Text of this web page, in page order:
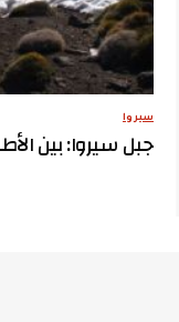
سيروا
جبل سيروا: بين